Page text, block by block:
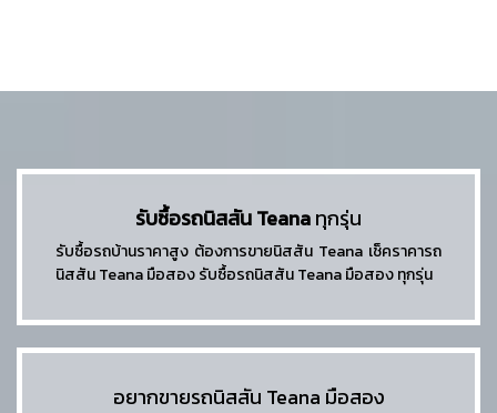
รับซื้อรถนิสสัน Teanaทุกรุ่น
รับซื้อรถบ้านราคาสูง ต้องการขายนิสสัน Teana เช็คราคารถ
นิสสัน Teana มือสอง รับซื้อรถนิสสัน Teana มือสอง ทุกรุ่น
อยากขายรถนิสสัน Teana มือสอง